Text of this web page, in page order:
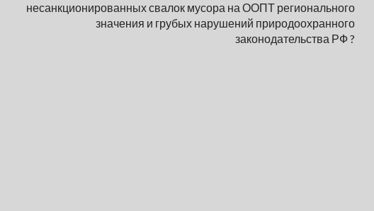
несанкционированных свалок мусора на ООПТ регионального
значения и грубых нарушений природоохранного
законодательства РФ ?